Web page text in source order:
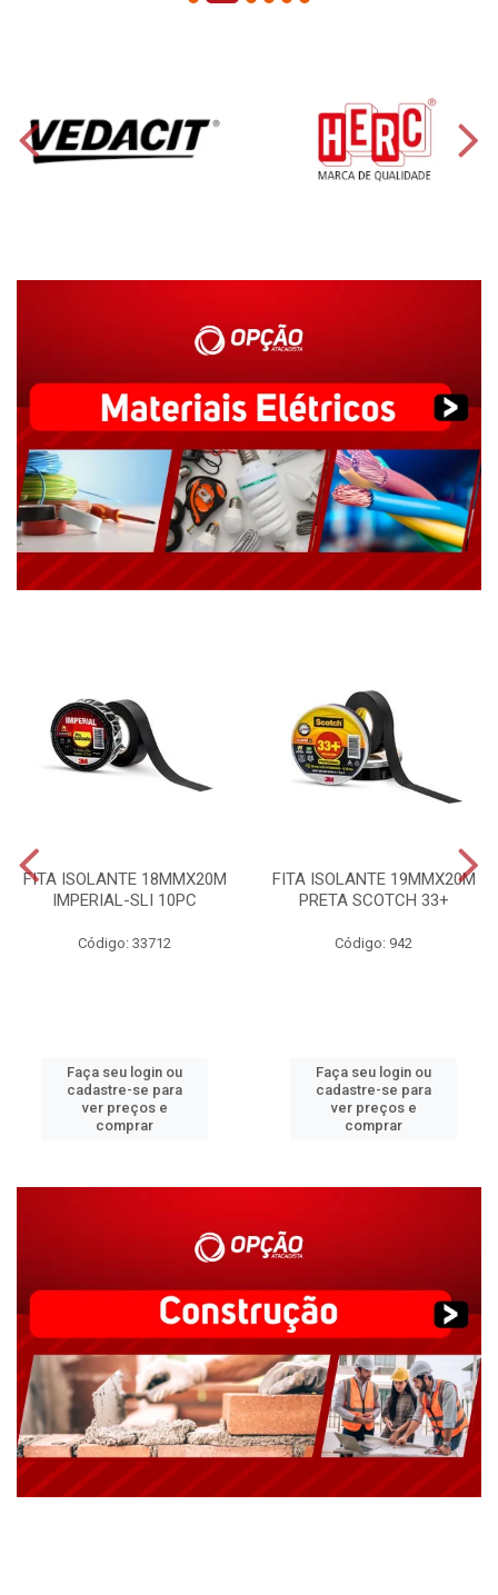
FITA ISOLANTE 18MMX20M
IMPERIAL-SLI 10PC
Código: 33712
Faça seu login ou
cadastre-se para
ver preços e
comprar
FITA ISOLANTE 19MMX20M
PRETA SCOTCH 33+
Código: 942
Faça seu login ou
cadastre-se para
ver preços e
comprar